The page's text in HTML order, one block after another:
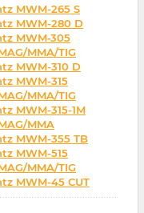
MWM-265 S
MWM-280 D
MWM‑305
MMA/TIG
MWM-310 D
MWM-315
MMA/TIG
MWM-315-1M
MMA
MWM-355 TB
MWM-515
MMA/TIG
MWM-45 CUT